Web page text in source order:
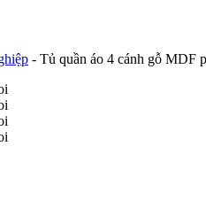
- Tủ quần áo 4 cánh gỗ MDF